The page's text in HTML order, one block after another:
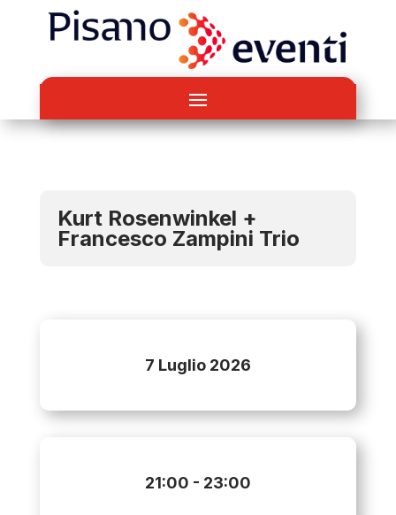
Kurt Rosenwinkel +
Francesco Zampini Trio
7 Luglio 2026
21:00 - 23:00